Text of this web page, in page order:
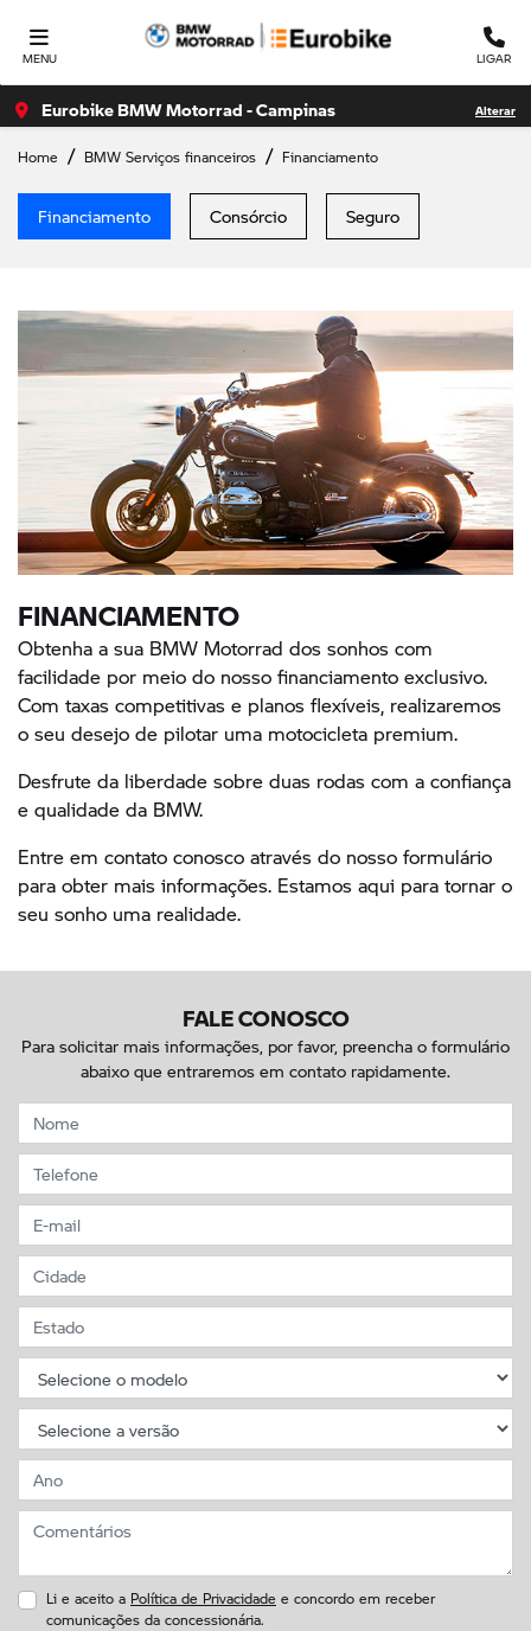
MENU LIGAR
Eurobike BMW Motorrad - Campinas Alterar
Home BMW Serviços financeiros Financiamento
Financiamento Consórcio Seguro
FINANCIAMENTO
Obtenha a sua BMW Motorrad dos sonhos com
facilidade por meio do nosso financiamento exclusivo.
Com taxas competitivas e planos flexíveis, realizaremos
o seu desejo de pilotar uma motocicleta premium.
Desfrute da liberdade sobre duas rodas com a confiança
e qualidade da BMW.
Entre em contato conosco através do nosso formulário
para obter mais informações. Estamos aqui para tornar o
seu sonho uma realidade.
FALE CONOSCO
Para solicitar mais informações, por favor, preencha o formulário
abaixo que entraremos em contato rapidamente.
Li e aceito a Política de Privacidade e concordo em receber
comunicações da concessionária.